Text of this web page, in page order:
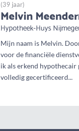
(39 jaar)
Melvin
Hypotheek-Huys
Mijn naam is Melvin.
voor de financiële
ik als erkend hypothecair
volledig gecertificeerd...